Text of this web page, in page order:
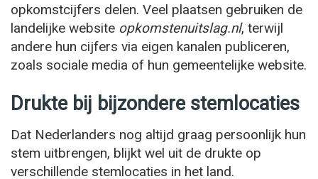
opkomstcijfers delen. Veel plaatsen gebruiken de
landelijke website opkomstenuitslag.nl, terwijl
andere hun cijfers via eigen kanalen publiceren,
zoals sociale media of hun gemeentelijke website.
Drukte bij bijzondere stemlocaties
Dat Nederlanders nog altijd graag persoonlijk hun
stem uitbrengen, blijkt wel uit de drukte op
verschillende stemlocaties in het land.